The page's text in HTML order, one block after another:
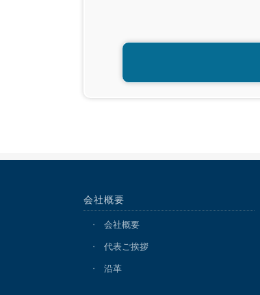
会社概要
会社概要
代表ご挨拶
沿革